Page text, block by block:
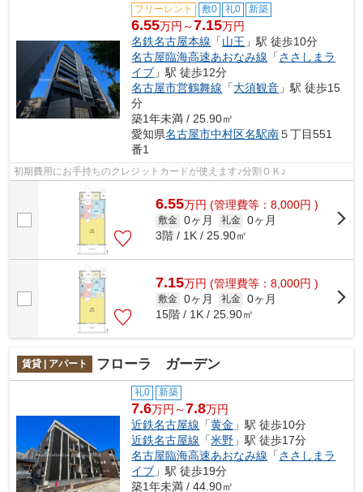
フリーレント 敷0 礼0 新築
6.55万円～7.15万円
名鉄名古屋本線 「山王 」駅 徒歩10分
名古屋臨海高速あおなみ線 「ささしまラ
イブ 」駅 徒歩12分
名古屋市営鶴舞線 「大須観音 」駅 徒歩15
分
築1年未満 / 25.90㎡
愛知県名古屋市中村区名駅南５丁目551
番1
初期費用にお手持ちのクレジットカードが使えます♪分割ＯＫ♪
6.55万円 (管理費等：8,000円 )
敷金 0ヶ月 礼金 0ヶ月
3階 / 1K / 25.90㎡
7.15万円 (管理費等：8,000円 )
敷金 0ヶ月 礼金 0ヶ月
15階 / 1K / 25.90㎡
賃貸 | アパート フローラ ガーデン
礼0 新築
7.6万円～7.8万円
近鉄名古屋線 「黄金 」駅 徒歩10分
近鉄名古屋線 「米野 」駅 徒歩17分
名古屋臨海高速あおなみ線 「ささしまラ
イブ 」駅 徒歩19分
築1年未満 / 44.90㎡